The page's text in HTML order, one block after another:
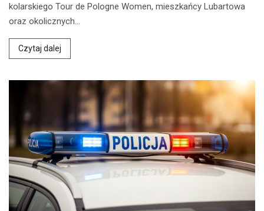
kolarskiego Tour de Pologne Women, mieszkańcy Lubartowa
oraz okolicznych…
Czytaj dalej